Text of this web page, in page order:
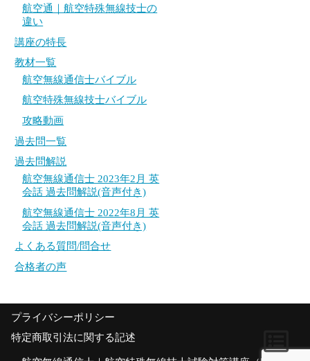
航空特殊無線技士バイブル
攻略動画
過去問一覧
過去問解説
航空無線通信士 2023年2月 英会話 過去問解説
(音声付き)
航空無線通信士 2022年8月 英会話 過去問解説
(音声付き)
合格者の声
航空特殊無線技士バイブル
攻略動画
過去問一覧
過去問解説
航空無線通信士 2023年2月 英会話 過去問解説
(音声付き)
航空無線通信士 2022年8月 英会話 過去問解説
(音声付き)
合格者の声
航空通｜航空特殊無線技士の
違い
講座の特長
教材一覧
航空無線通信士バイブル
航空特殊無線技士バイブル
攻略動画
過去問一覧
過去問解説
航空無線通信士 2023年2月 英
会話 過去問解説(音声付き)
航空無線通信士 2022年8月 英
会話 過去問解説(音声付き)
よくある質問/問合せ
合格者の声
プライバシーポリシー
特定商取引法に関する記述